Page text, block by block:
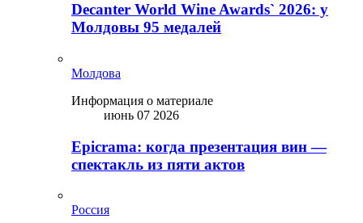
Decanter World Wine Awards` 2026: у
Молдовы 95 медалей
Молдова
Информация о материале
июнь 07 2026
Epicrama: когда презентация вин —
спектакль из пяти актов
Россия